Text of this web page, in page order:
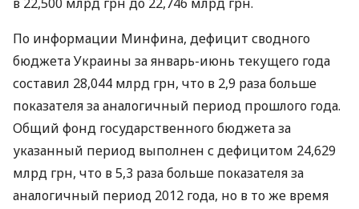
По информации Минфина, дефицит сводного
бюджета Украины за январь-июнь текущего года
составил 28,044 млрд грн, что в 2,9 раза больше
показателя за аналогичный период прошлого года.
Общий фонд государственного бюджета за
указанный период выполнен с дефицитом 24,629
млрд грн, что в 5,3 раза больше показателя за
аналогичный период 2012 года, но в то же время